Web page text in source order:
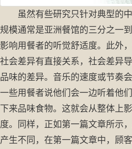
虽然有些研究只针对典型的
规模通常是亚洲餐馆的三分之一
影响用餐者的听觉舒适度。此外
社会差异有直接关系，社会差异
品味的差异。音乐的速度或节奏
一些用餐者说他们会一边听着他
下来品味食物。这就会从整体上
度。同样，正如第一篇文章所示
产生不同，在第一篇文章中，顾